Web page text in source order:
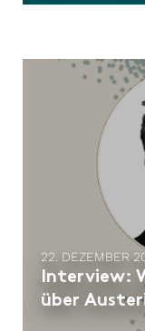
22. DEZEMBER
Interview:
über